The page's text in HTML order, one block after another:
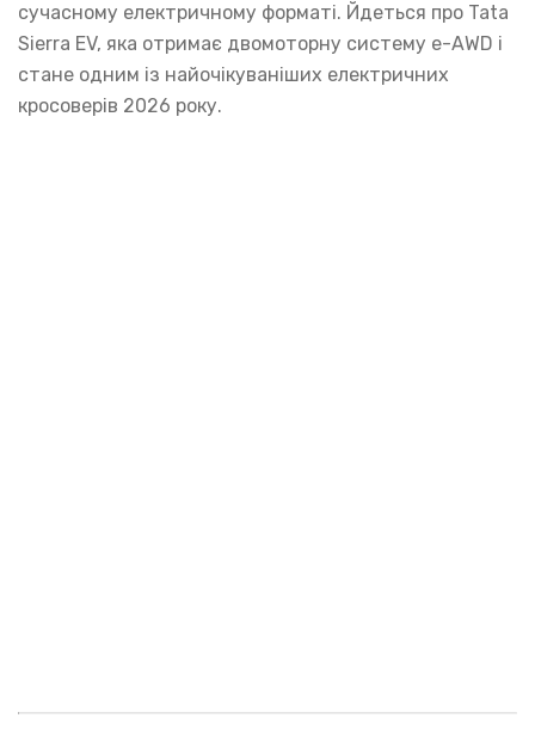
сучасному електричному форматі. Йдеться про Tata
Sierra EV, яка отримає двомоторну систему e-AWD і
стане одним із найочікуваніших електричних
кросоверів 2026 року.